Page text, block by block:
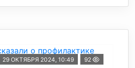
29 ОКТЯБРЯ 2024, 10:49 92